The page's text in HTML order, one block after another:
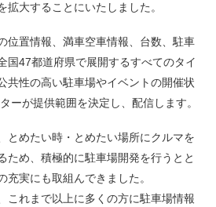
拡大することにいたしました。
位置情報、満車空車情報、台数、駐車
国47都道府県で展開するすべてのタイ
共性の高い駐車場やイベントの開催状
ーが提供範囲を決定し、配信します。
めたい時・とめたい場所にクルマを
ため、積極的に駐車場開発を行うとと
充実にも取組んできました。
れまで以上に多くの方に駐車場情報